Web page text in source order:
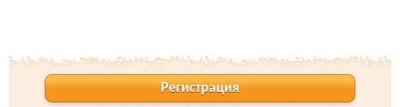
Регистрация